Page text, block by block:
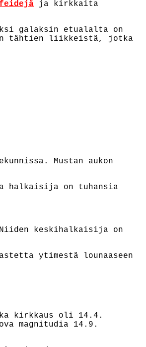
ja kirkkaita
galaksin etualalta on
tähtien liikkeistä, jotka
Mustan aukon
halkaisija on tuhansia
keskihalkaisija on
ytimestä lounaaseen
kirkkaus oli 14.4.
magnitudia 14.9.